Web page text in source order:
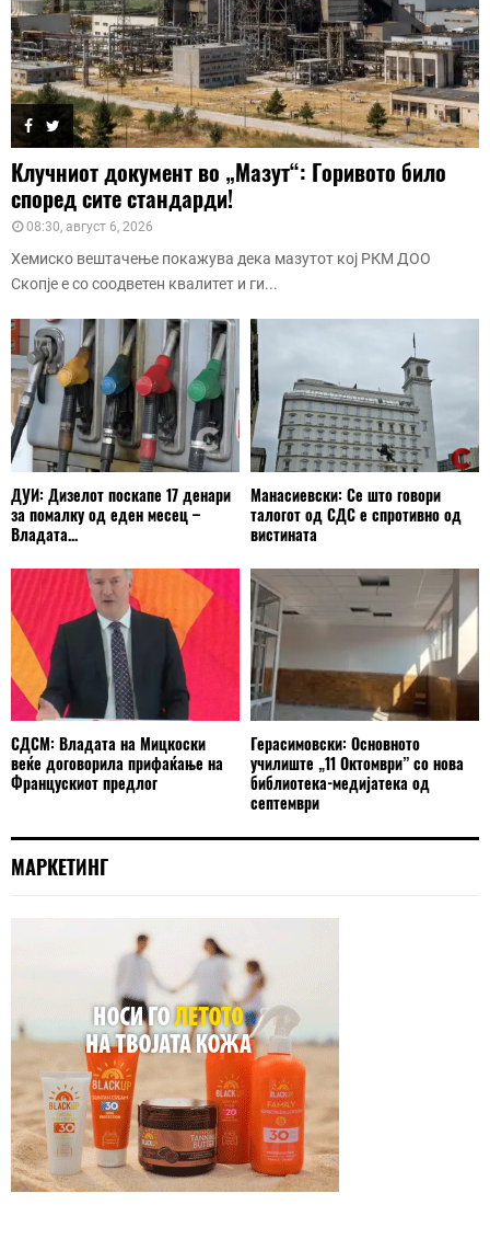
Клучниот документ во „Мазут“: Горивото било
според сите стандарди!
08:30, август 6, 2026
Хемиско вештачење покажува дека мазутот кој РКМ ДОО
Скопје е со соодветен квалитет и ги...
ДУИ: Дизелот поскапе 17 денари
за помалку од еден месец –
Владата...
Манасиевски: Се што говори
талогот од СДС е спротивно од
вистината
СДСМ: Владата на Мицкоски
веќе договорила прифаќање на
Францускиот предлог
Герасимовски: Основното
училиште „11 Октомври” со нова
библиотека-медијатека од
септември
МАРКЕТИНГ